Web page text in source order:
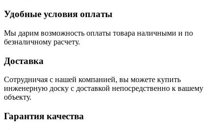
Удобные условия оплаты
Мы дарим возможность оплаты товара наличными и по
безналичному расчету.
Доставка
Сотрудничая с нашей компанией, вы можете купить
инженерную доску с доставкой непосредственно к вашему
объекту.
Гарантия качества